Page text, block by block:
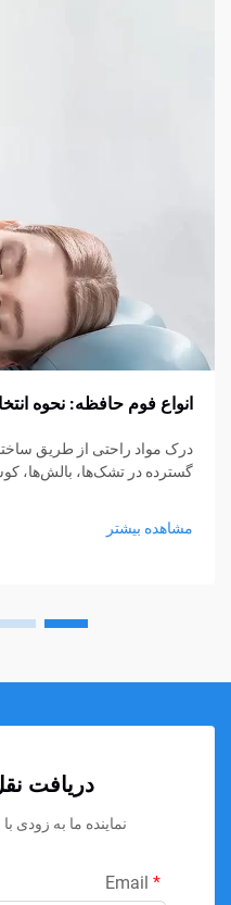
انواع فوم حافظه: نحوه
درک مواد راحتی از طریق
گسترده در تشک‌ها، بالش‌ها،
مشاهده بیشتر
دریافت
نماینده ما به